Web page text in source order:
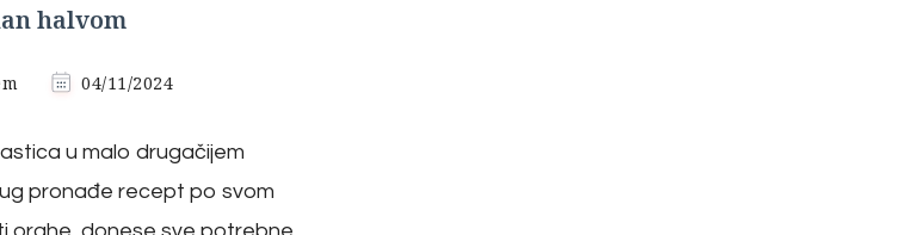
halvom
04/11/2024
u malo drugačijem
pronađe recept po svom